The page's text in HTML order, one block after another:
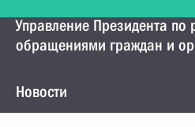
Управление Президента по
обращениями граждан и
Новости